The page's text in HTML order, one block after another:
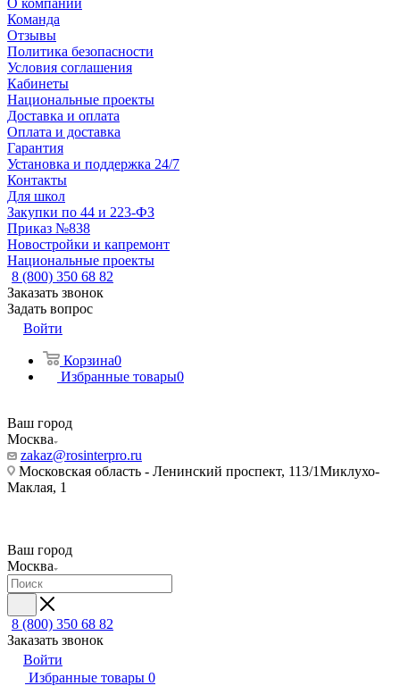
О компании
Команда
Отзывы
Политика безопасности
Условия соглашения
Кабинеты
Национальные проекты
Доставка и оплата
Оплата и доставка
Гарантия
Установка и поддержка 24/7
Контакты
Для школ
Закупки по 44 и 223-ФЗ
Приказ №838
Новостройки и капремонт
Национальные проекты
8 (800) 350 68 82
Заказать звонок
Задать вопрос
Войти
Корзина0
Избранные товары0
Ваш город
Москва
zakaz@rosinterpro.ru
Московская область - Ленинский проспект, 113/1Миклухо-
Маклая, 1
Ваш город
Москва
8 (800) 350 68 82
Заказать звонок
Войти
Избранные товары 0